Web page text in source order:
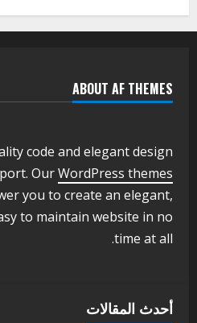
يعلن تخفيض
بنسبة15%
3
وزير التربية
أغسطس 3, 2026
اخر الاخبار
مدير إدارة
بوزارة
ABOUT AF THEMES
code and elegant design
OurWordPress themes
you to create an elegant,
to maintain website in no
time at all.
أحدث المقالات